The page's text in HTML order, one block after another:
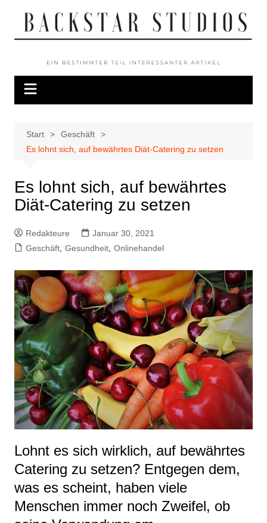
springen
Start
Geschäft
Es lohnt sich, auf bewährtes Diät-Catering zu setzen
Es lohnt sich, auf bewährtes
Diät-Catering zu setzen
Redakteure
Januar 30, 2021
Geschäft, Gesundheit, Onlinehandel
Lohnt es sich wirklich, auf bewährtes
Catering zu setzen? Entgegen dem,
was es scheint, haben viele
Menschen immer noch Zweifel, ob